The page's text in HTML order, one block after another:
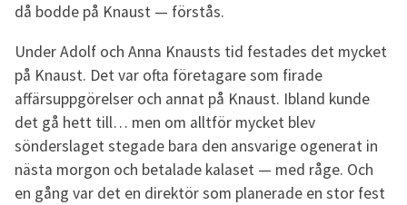
då bodde på Knaust — förstås.
Under Adolf och Anna Knausts tid festades det mycket
på Knaust. Det var ofta företagare som firade
affärsuppgörelser och annat på Knaust. Ibland kunde
det gå hett till… men om alltför mycket blev
sönderslaget stegade bara den ansvarige ogenerat in
nästa morgon och betalade kalaset — med råge. Och
en gång var det en direktör som planerade en stor fest